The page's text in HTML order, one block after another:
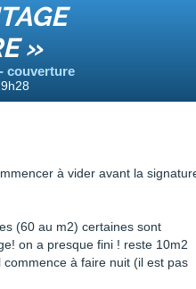
»
couverture
à vider avant la
(60 au m2) certaines sont
on a presque fini ! reste 10m2
à faire nuit (il est pas